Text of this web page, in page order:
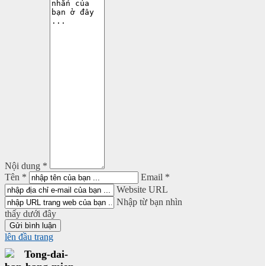
Nội dung *
Tên *
Email *
Website URL
Nhập từ bạn nhìn
thấy dưới đây
lên đầu trang